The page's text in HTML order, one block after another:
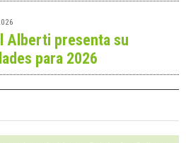
Alberti presenta su
para 2026